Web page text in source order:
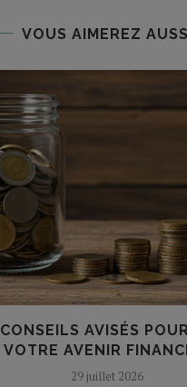
VOUS AIMEREZ
AVISÉS
VOTRE AVENIR
29 juillet 2026